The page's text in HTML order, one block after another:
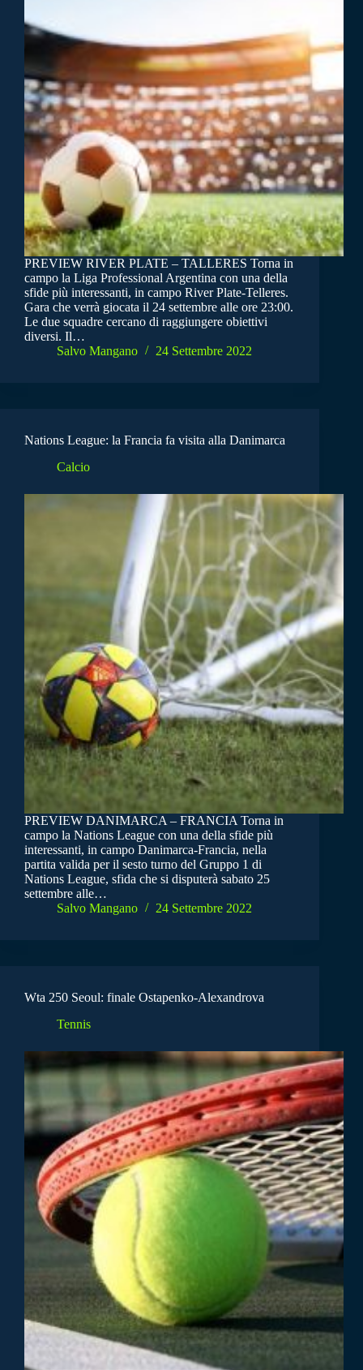
PREVIEW RIVER PLATE – TALLERES Torna in
campo la Liga Professional Argentina con una della
sfide più interessanti, in campo River Plate-Telleres.
Gara che verrà giocata il 24 settembre alle ore 23:00.
Le due squadre cercano di raggiungere obiettivi
diversi. Il…
Salvo Mangano
24 Settembre 2022
Nations League: la Francia fa visita alla Danimarca
Calcio
PREVIEW DANIMARCA – FRANCIA Torna in
campo la Nations League con una della sfide più
interessanti, in campo Danimarca-Francia, nella
partita valida per il sesto turno del Gruppo 1 di
Nations League, sfida che si disputerà sabato 25
settembre alle…
Salvo Mangano
24 Settembre 2022
Wta 250 Seoul: finale Ostapenko-Alexandrova
Tennis